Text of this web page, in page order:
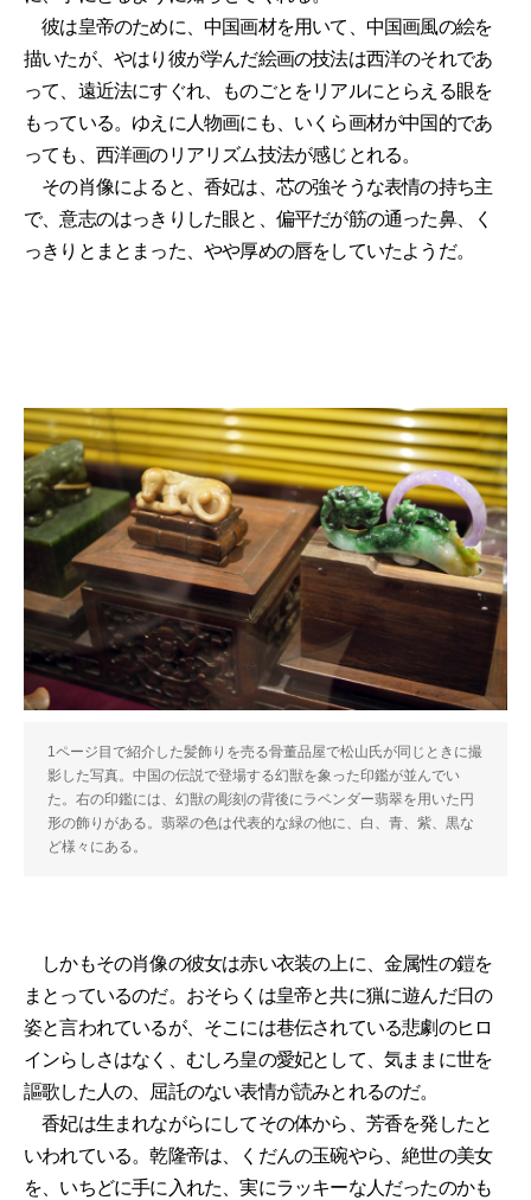
彼は皇帝のために、中国画材を用いて、中国画風の絵を
描いたが、やはり彼が学んだ絵画の技法は西洋のそれであ
って、遠近法にすぐれ、ものごとをリアルにとらえる眼を
もっている。ゆえに人物画にも、いくら画材が中国的であ
っても、西洋画のリアリズム技法が感じとれる。
その肖像によると、香妃は、芯の強そうな表情の持ち主
で、意志のはっきりした眼と、偏平だが筋の通った鼻、く
っきりとまとまった、やや厚めの唇をしていたようだ。
1ページ目で紹介した髪飾りを売る骨董品屋で松山氏が同じときに撮
影した写真。中国の伝説で登場する幻獣を象った印鑑が並んでい
た。右の印鑑には、幻獣の彫刻の背後にラベンダー翡翠を用いた円
形の飾りがある。翡翠の色は代表的な緑の他に、白、青、紫、黒な
ど様々にある。
しかもその肖像の彼女は赤い衣装の上に、金属性の鎧を
まとっているのだ。おそらくは皇帝と共に猟に遊んだ日の
姿と言われているが、そこには巷伝されている悲劇のヒロ
インらしさはなく、むしろ皇の愛妃として、気ままに世を
謳歌した人の、屈託のない表情が読みとれるのだ。
香妃は生まれながらにしてその体から、芳香を発したと
いわれている。乾隆帝は、くだんの玉碗やら、絶世の美女
を、いちどに手に入れた、実にラッキーな人だったのかも